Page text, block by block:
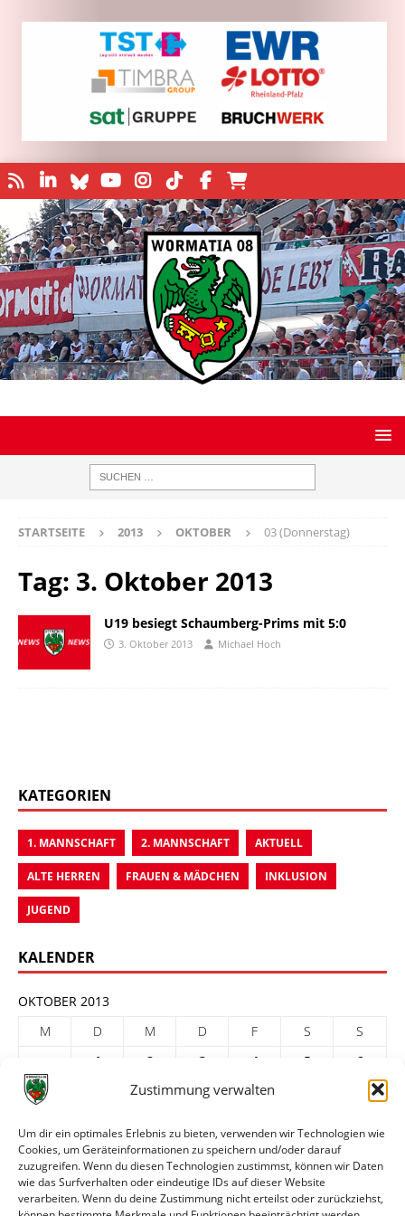
Zustimmung verwalten
Um dir ein optimales Erlebnis zu bieten, verwenden wir Technologien wie
Cookies, um Geräteinformationen zu speichern und/oder darauf
zuzugreifen. Wenn du diesen Technologien zustimmst, können wir Daten
wie das Surfverhalten oder eindeutige IDs auf dieser Website
verarbeiten. Wenn du deine Zustimmung nicht erteilst oder zurückziehst,
STARTSEITE 2013 OKTOBER 03 (Donnerstag)
Tag: 3. Oktober 2013
U19 besiegt Schaumberg-Prims mit 5:0
3. Oktober 2013 Michael Hoch
KATEGORIEN
1. MANNSCHAFT 2. MANNSCHAFT AKTUELL
ALTE HERREN FRAUEN & MÄDCHEN INKLUSION
JUGEND
KALENDER
OKTOBER 2013
M
D M D F S
S
1
2 3 4 5
6
7
9 10 11
21
22 23 24 25 26
28
29 30
31
« Sep.
Nov. »